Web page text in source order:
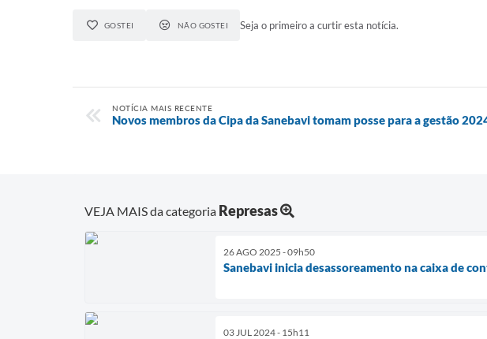
GOSTEI NÃO GOSTEI Seja o primeiro a curtir esta notícia.
NOTÍCIA MAIS RECENTE
Novos membros da Cipa da Sanebavi tomam posse para a gestão
VEJA MAIS da categoria Represas
26 AGO 2025 - 09h50
Sanebavi inicia desassoreamento na caixa de
03 JUL 2024 - 15h11